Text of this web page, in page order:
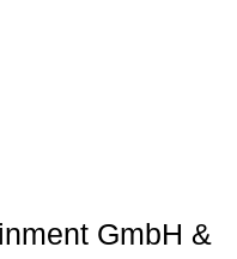
GmbH &